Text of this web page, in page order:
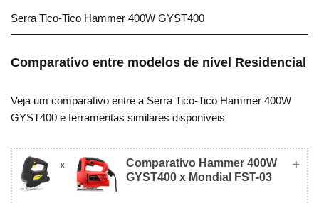
Serra Tico-Tico Hammer 400W GYST400
Comparativo entre modelos de nível Residencial
Veja um comparativo entre a Serra Tico-Tico Hammer 400W
GYST400 e ferramentas similares disponíveis
x
Comparativo Hammer 400W
GYST400 x Mondial FST-03